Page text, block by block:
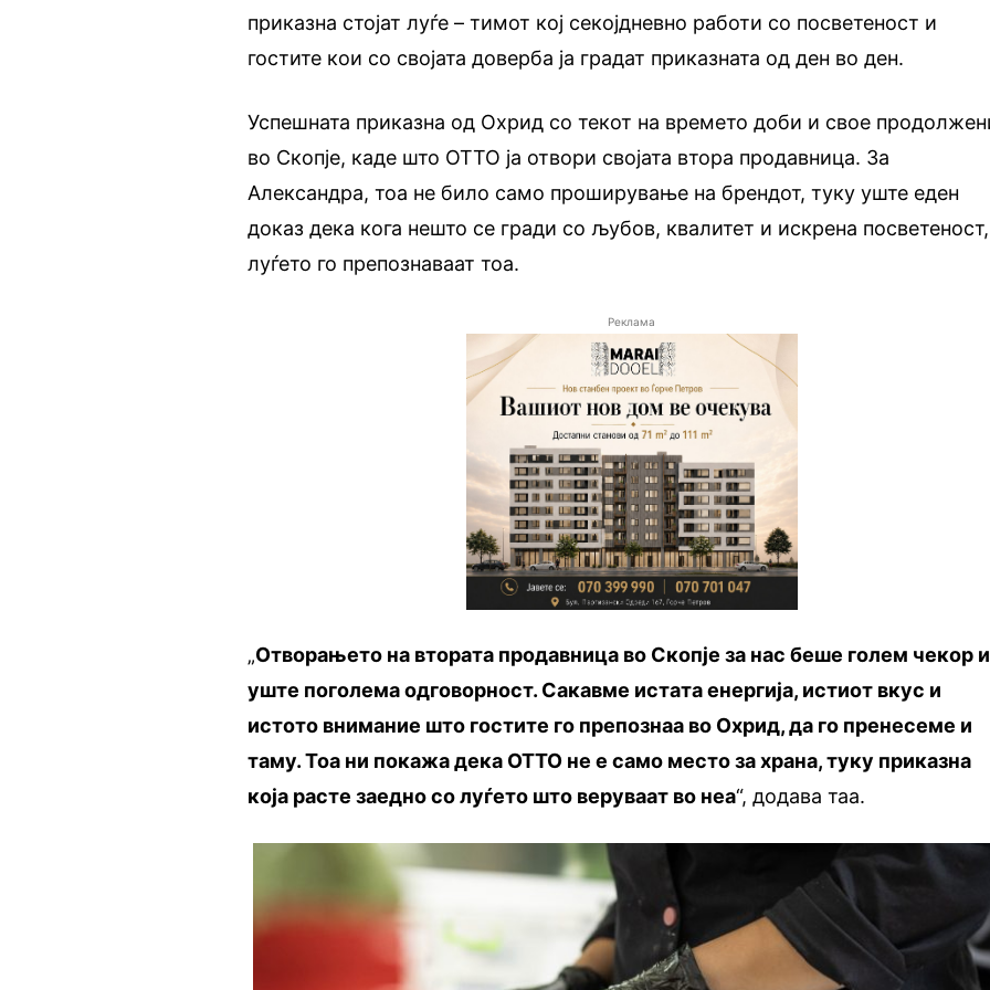
приказна стојат луѓе – тимот кој секојдневно работи со посветеност и
гостите кои со својата доверба ја градат приказната од ден во ден.
Успешната приказна од Охрид со текот на времето доби и свое
во Скопје, каде што OTTO ја отвори својата втора продавница. За
Александра, тоа не било само проширување на брендот, туку уште еден
доказ дека кога нешто се гради со љубов, квалитет и искрена посветеност,
луѓето го препознаваат тоа.
Реклама
„Отворањето на втората продавница во Скопје за нас беше голем чекор и
уште поголема одговорност. Сакавме истата енергија, истиот вкус и
истото внимание што гостите го препознаа во Охрид, да го пренесеме и
таму. Тоа ни покажа дека OTTO не е само место за храна, туку приказна
која расте заедно со луѓето што веруваат во неа“, додава таа.